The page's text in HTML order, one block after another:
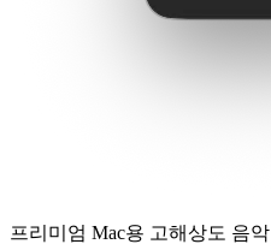
프리미엄 Mac용 고해상도 음